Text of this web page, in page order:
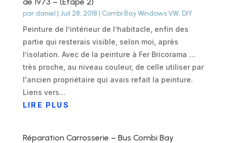
par daniel | Juil 28, 2018 | Combi Bay Windows VW, DIY
Peinture de l’intérieur de l’habitacle, enfin des
partie qui resterais visible, selon moi, après
l’isolation. Avec de la peinture à Fer Bricorama …
très proche, au niveau couleur, de celle utiliser par
l'ancien propriétaire qui avais refait la peinture.
Liens vers...
LIRE PLUS
Réparation Carrosserie – Bus Combi Bay